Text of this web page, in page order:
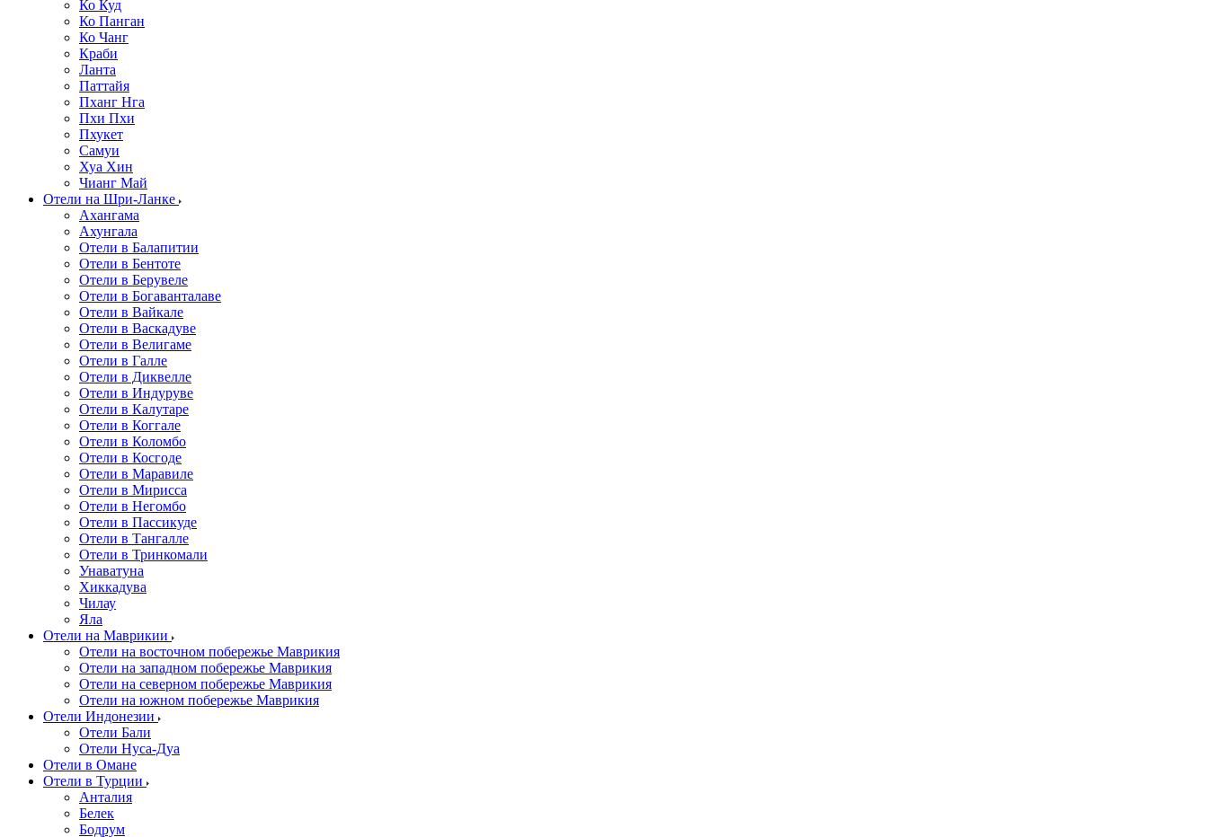
Ко Куд
Ко Панган
Ко Чанг
Краби
Ланта
Паттайя
Пханг Нга
Пхи Пхи
Пхукет
Самуи
Хуа Хин
Чианг Май
Отели на Шри-Ланке
Ахангама
Ахунгала
Отели в Балапитии
Отели в Бентоте
Отели в Берувеле
Отели в Богаванталаве
Отели в Вайкале
Отели в Васкадуве
Отели в Велигаме
Отели в Галле
Отели в Диквелле
Отели в Индуруве
Отели в Калутаре
Отели в Коггале
Отели в Коломбо
Отели в Косгоде
Отели в Маравиле
Отели в Мирисса
Отели в Негомбо
Отели в Пассикуде
Отели в Тангалле
Отели в Тринкомали
Унаватуна
Хиккадува
Чилау
Яла
Отели на Маврикии
Отели на восточном побережье Маврикия
Отели на западном побережье Маврикия
Отели на северном побережье Маврикия
Отели на южном побережье Маврикия
Отели Индонезии
Отели Бали
Отели Нуса-Дуа
Отели в Омане
Отели в Турции
Анталия
Белек
Бодрум